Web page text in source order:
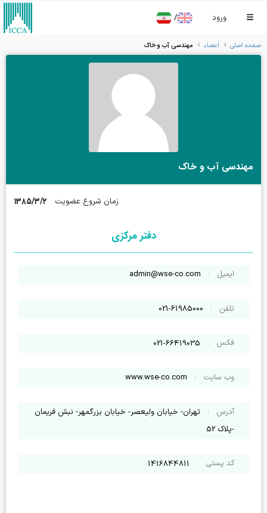
ورود /
صفحه اصلی اعضاء مهندسی آب و خاک
مهندسی آب و خاک
زمان شروع عضویت ۱۳۸۵/۳/۲
دفتر مرکزی
ایمیل :
admin@wse-co.com
تلفن :
021-61985000
فکس :
021-66419035
وب سایت :
www.wse-co.com
آدرس :تهران- خیابان ولیعصر- خیابان بزرگمهر- نبش فریمان
-پلاک 52
کد پستی :
1416844811